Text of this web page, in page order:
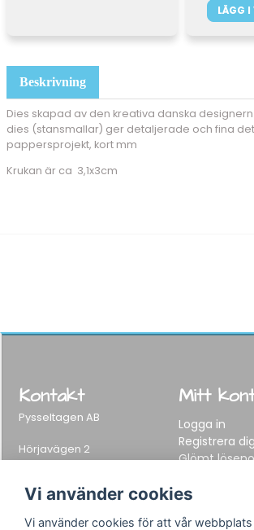
Beskrivning
Dies skapad av den kreativa danska
dies (stansmallar) ger detaljerade och fina
pappersprojekt, kort mm
Krukan är ca 3,1x3cm
LÄGG
Kontakt
Pysseltagen AB
Hörjavägen 2
282 34 Tyringe, Sweden
E-post:info@pysseltagen.se
Mitt
Logga in
Registrera dig
Glömt
Vi använder cookies
Vi använder cookies för att vår